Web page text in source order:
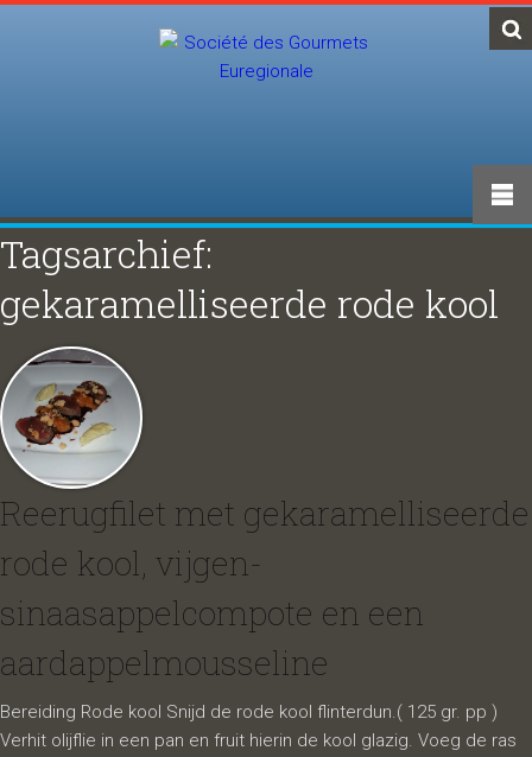
Tagsarchief:
gekaramelliseerde rode kool
Reerugfilet met gekaramelliseerde
rode kool, vijgen-
sinaasappelcompote en een
aardappelmousseline
Bereiding Rode kool Snijd de rode kool flinterdun.( 125 gr. pp )
Verhit olijflie in een pan en fruit hierin de kool glazig. Voeg de ras